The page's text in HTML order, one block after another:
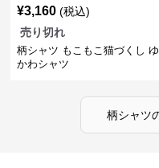
¥3,160 (税込)
売り切れ
柄シャツ もこもこ猫づくし
かわシャツ
柄シャツ